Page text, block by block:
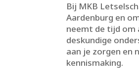
Bij MKB
Aardenburg en
neemt de tijd om
deskundige
aan je zorgen en
kennismaking.​